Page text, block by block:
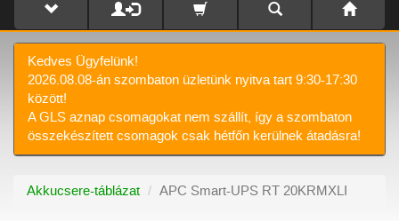
Kedves Ügyfelünk!
2026.08.08-án szombaton üzletünk nyitva tart 9:30-17:30
között!
A GLS aznap csomagokat nem szállít, így a szombaton
összekészített csomagok csak hétfőn kerülnek átadásra!
Akkucsere-táblázat APC Smart-UPS RT 20KRMXLI